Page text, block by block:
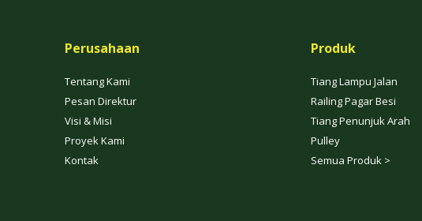
Perusahaan
Tentang Kami
Pesan Direktur
Visi & Misi
Proyek Kami
Kontak
Produk
Tiang Lampu Jalan
Railing Pagar Besi
Tiang Penunjuk Arah
Pulley
Semua Produk >